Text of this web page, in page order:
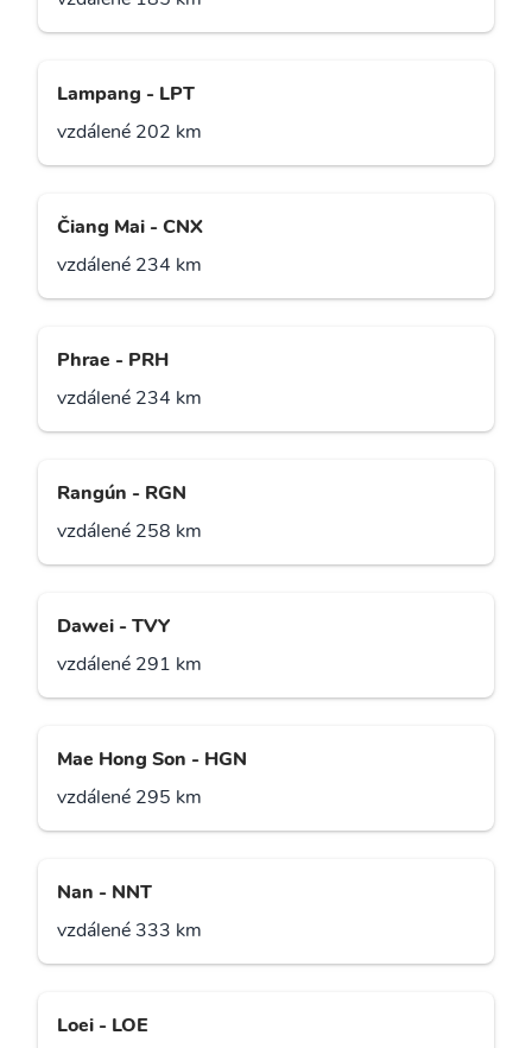
Lampang - LPT
vzdálené 202 km
Čiang Mai - CNX
vzdálené 234 km
Phrae - PRH
vzdálené 234 km
Rangún - RGN
vzdálené 258 km
Dawei - TVY
vzdálené 291 km
Mae Hong Son - HGN
vzdálené 295 km
Nan - NNT
vzdálené 333 km
Loei - LOE